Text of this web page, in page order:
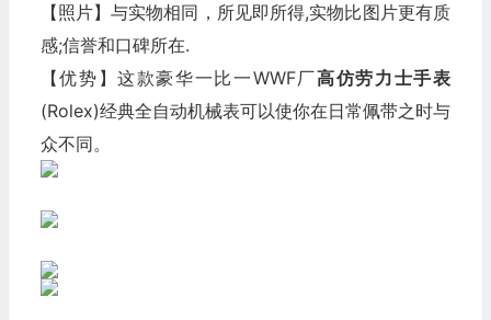
【照片】与实物相同，所见即所得,实物比图片更有质
感;信誉和口碑所在.
【优势】这款豪华一比一WWF厂高仿劳力士手表
(Rolex)经典全自动机械表可以使你在日常佩带之时与
众不同。